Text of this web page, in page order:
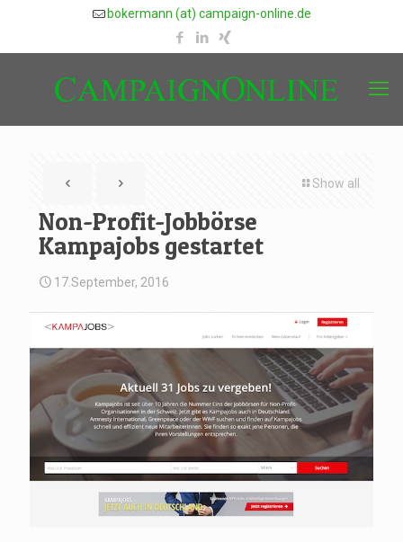
bokermann (at) campaign-online.de
Show all
Non-Profit-Jobbörse
Kampajobs gestartet
17.September, 2016